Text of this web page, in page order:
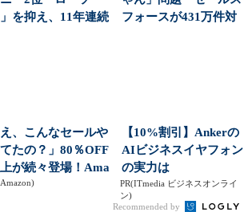
を抑え、11年連続
フォースが431万件対
え、こんなセールや
たの？」80％OFF
上が続々登場！Ama
の本気が...
【10%割引】Ankerの
AIビジネスイヤフォン
の実力は
PR(ITmedia ビジネスオンライ
ン)
Recommended by